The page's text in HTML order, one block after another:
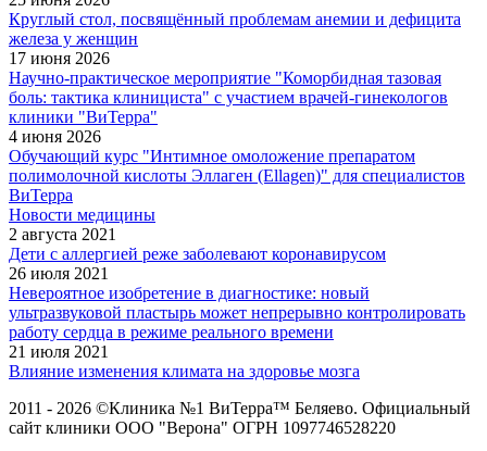
Круглый стол, посвящённый проблемам анемии и дефицита
железа у женщин
17 июня 2026
Научно-практическое мероприятие "Коморбидная тазовая
боль: тактика клинициста" с участием врачей-гинекологов
клиники "ВиТерра"
4 июня 2026
Обучающий курс "Интимное омоложение препаратом
полимолочной кислоты Эллаген (Ellagen)" для специалистов
ВиТерра
Новости медицины
2 августа 2021
Дети с аллергией реже заболевают коронавирусом
26 июля 2021
Невероятное изобретение в диагностике: новый
ультразвуковой пластырь может непрерывно контролировать
работу сердца в режиме реального времени
21 июля 2021
Влияние изменения климата на здоровье мозга
2011 - 2026 ©Клиника №1 ВиТерра™ Беляево. Официальный
сайт клиники ООО "Верона" ОГРН 1097746528220